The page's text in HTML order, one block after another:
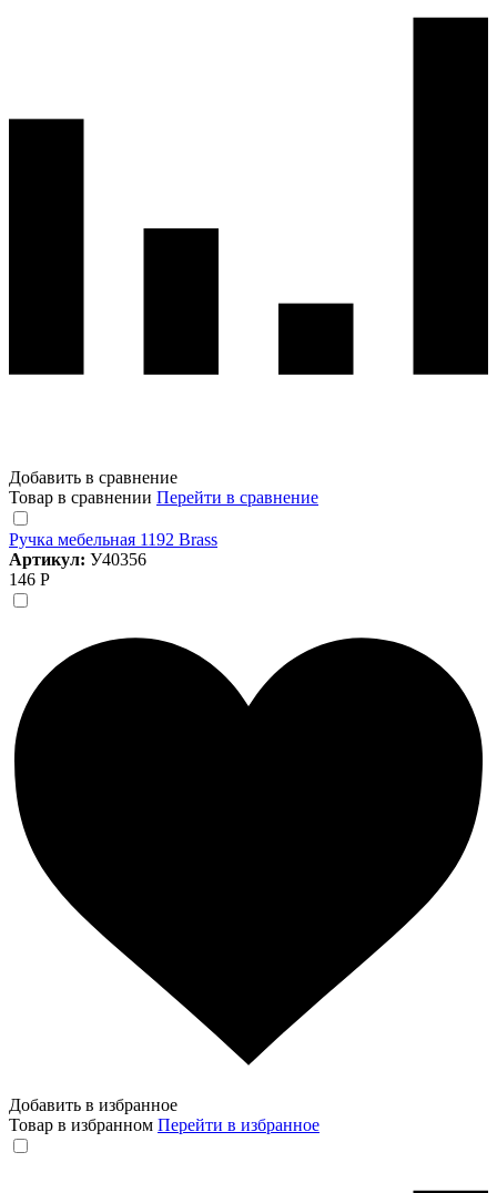
Добавить в сравнение
Товар в сравнении Перейти в сравнение
Ручка мебельная 1192 Brass
Артикул: У40356
146 Р
Добавить в избранное
Товар в избранном Перейти в избранное